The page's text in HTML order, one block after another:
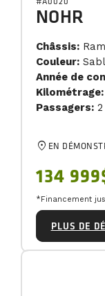
NOHR
Châssis:
Couleur:
Année de
Kilométrage:
Passagers:2
location_on EN
134
*Financement
PLUS DE